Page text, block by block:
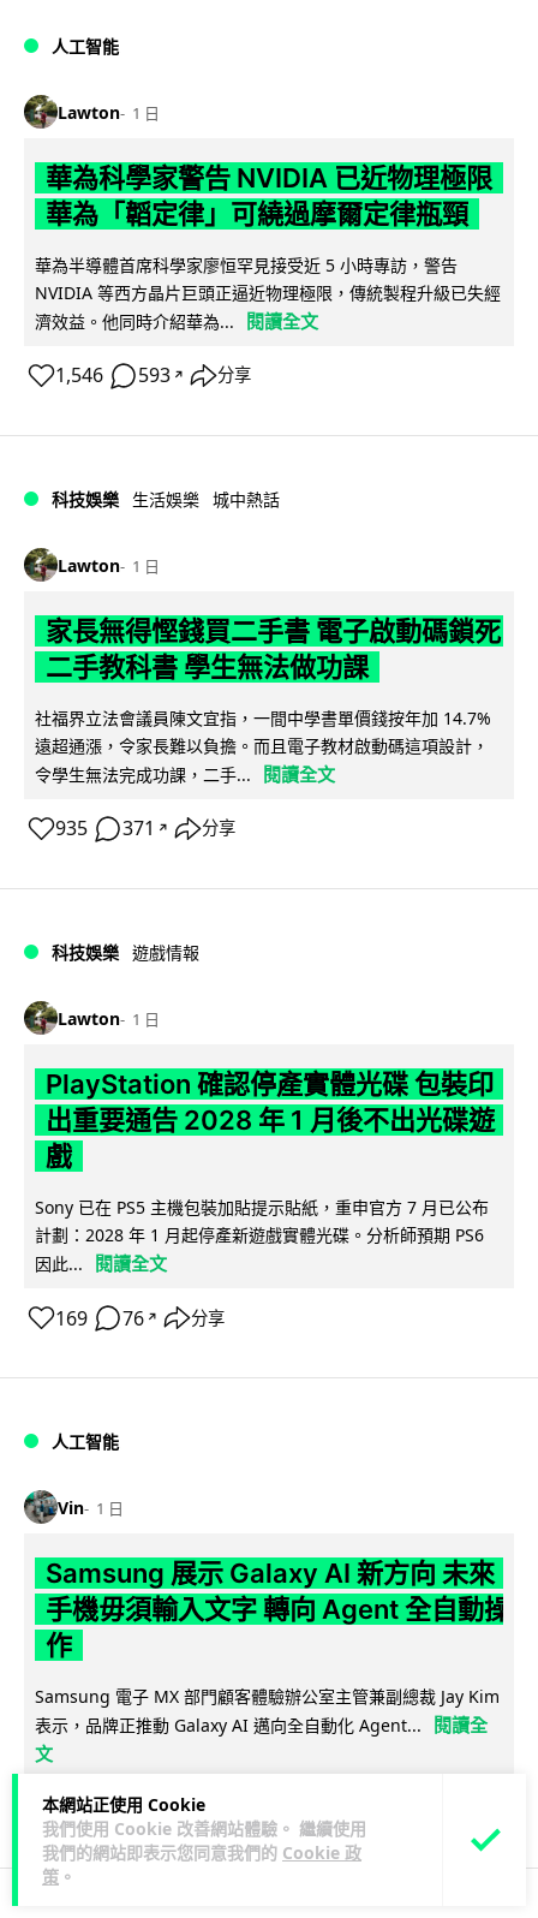
本網站正使用 Cookie
我們使用 Cookie 改善網站體驗。 繼續使用
我們的網站即表示您同意我們的 Cookie 政
策 。
人工智能
Lawton 1 日
華為科學家警告 NVIDIA 已近物理極限
華為「韜定律」可繞過摩爾定律瓶頸
華為半導體首席科學家廖恒罕見接受近 5 小時專訪，警告
NVIDIA 等西方晶片巨頭正逼近物理極限，傳統製程升級已失經
濟效益。他同時介紹華為...
閱讀全文
1,546 593 ↗ 分享
科技娛樂 生活娛樂 城中熱話
Lawton 1 日
家長無得慳錢買二手書 電子啟動碼鎖死
二手教科書 學生無法做功課
社福界立法會議員陳文宜指，一間中學書單價錢按年加 14.7%
遠超通漲，令家長難以負擔。而且電子教材啟動碼這項設計，
令學生無法完成功課，二手...
閱讀全文
935 371 ↗ 分享
科技娛樂 遊戲情報
Lawton 1 日
PlayStation 確認停產實體光碟 包裝印
出重要通告 2028 年 1 月後不出光碟遊
戲
Sony 已在 PS5 主機包裝加貼提示貼紙，重申官方 7 月已公布
計劃：2028 年 1 月起停產新遊戲實體光碟。分析師預期 PS6
因此...
閱讀全文
169 76 ↗ 分享
人工智能
Vin 1 日
Samsung 展示 Galaxy AI 新方向 未來
手機毋須輸入文字 轉向 Agent 全自動操
作
Samsung 電子 MX 部門顧客體驗辦公室主管兼副總裁 Jay Kim
表示，品牌正推動 Galaxy AI 邁向全自動化 Agent...
閱讀全
文
27 4↗ 分享